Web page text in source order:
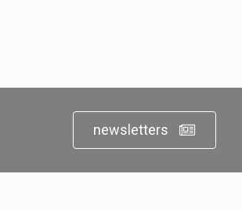
newsletters